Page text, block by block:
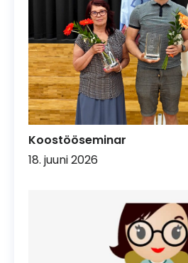
Koostööseminar
18. juuni 2026